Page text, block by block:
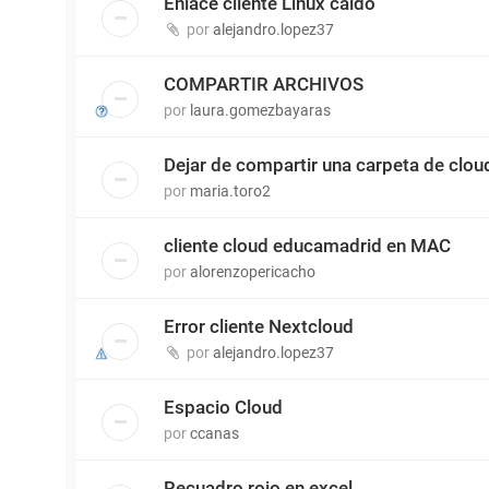
poralejandro.lopez37
COMPARTIR ARCHIVOS
por laura.gomezbayaras
Dejar de compartir una carpeta de
por maria.toro2
cliente cloud educamadrid en MAC
poralorenzopericacho
Error cliente Nextcloud
poralejandro.lopez37
Espacio Cloud
porccanas